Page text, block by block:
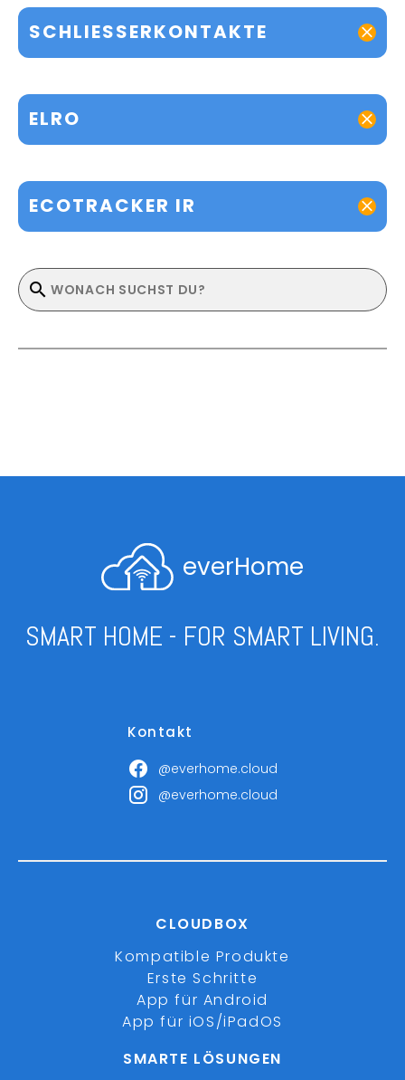
SCHLIESSERKONTAKTE
ELRO
ECOTRACKER IR
everHome
SMART HOME - FOR SMART LIVING.
Kontakt
@everhome.cloud
@everhome.cloud
CLOUDBOX
Kompatible Produkte
Erste Schritte
App für Android
App für iOS/iPadOS
SMARTE LÖSUNGEN